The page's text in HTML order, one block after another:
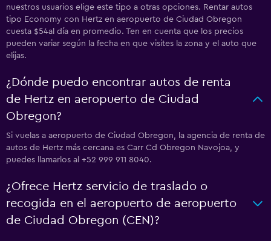
nuestros usuarios elige este tipo a otras opciones. Rentar autos
tipo Economy con Hertz en aeropuerto de Ciudad Obregon
cuesta $54al día en promedio. Ten en cuenta que los precios
pueden variar según la fecha en que visites la zona y el auto que
elijas.
¿Dónde puedo encontrar autos de renta
de Hertz en aeropuerto de Ciudad
Obregon?
Si vuelas a aeropuerto de Ciudad Obregon, la agencia de renta de
autos de Hertz más cercana es Carr Cd Obregon Navojoa, y
puedes llamarlos al +52 999 911 8040.
¿Ofrece Hertz servicio de traslado o
recogida en el aeropuerto de aeropuerto
de Ciudad Obregon (CEN)?